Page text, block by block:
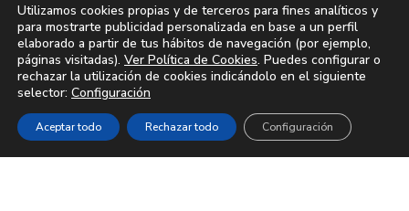
Utilizamos cookies propias y de terceros para fines analíticos y
para mostrarte publicidad personalizada en base a un perfil
elaborado a partir de tus hábitos de navegación (por ejemplo,
páginas visitadas). Ver Política de Cookies. Puedes configurar o
rechazar la utilización de cookies indicándolo en el siguiente
selector: Configuración
Aceptar todo Rechazar todo Configuración